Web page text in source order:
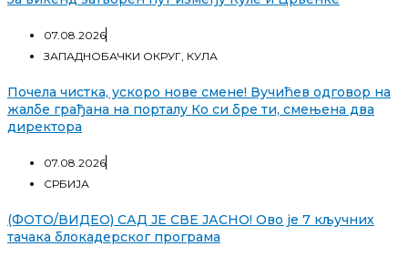
07.08.2026
ЗАПАДНОБАЧКИ ОКРУГ, КУЛА
Почела чистка, ускоро нове смене! Вучићев одговор на
жалбе грађана на порталу Ко си бре ти, смењена два
директора
07.08.2026
СРБИЈА
(ФОТО/ВИДЕО) САД ЈЕ СВЕ ЈАСНО! Ово је 7 кључних
тачака блокадерског програма